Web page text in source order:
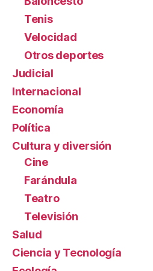
Tenis
Velocidad
Otros deportes
Judicial
Internacional
Economía
Política
Cultura y diversión
Cine
Farándula
Teatro
Televisión
Salud
Ciencia y Tecnología